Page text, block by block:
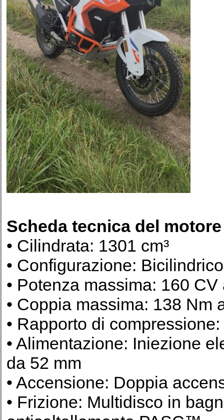
Scheda tecnica del
• Cilindrata: 1301 cm³
• Configurazione:
• Potenza massima: 160
• Coppia massima: 138 Nm
• Rapporto di
• Alimentazione: Iniezione
da 52 mm
• Accensione: Doppia
• Frizione: Multidisco in